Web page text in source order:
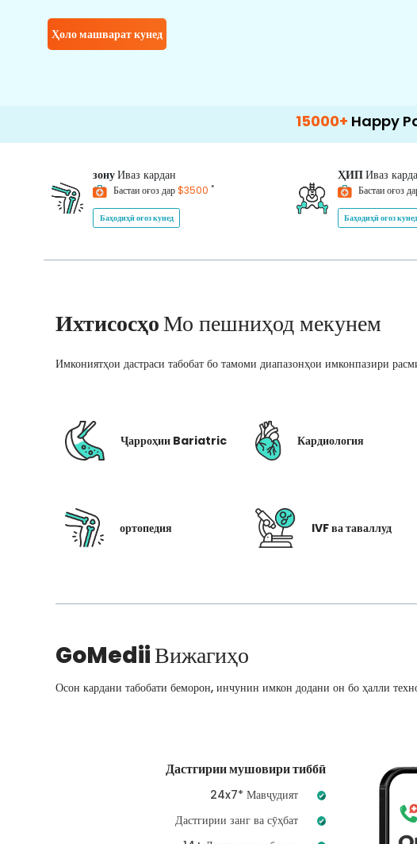
Ҳоло машварат кунед
Happy Patients
зонуИваз кардан
Бастаи оғоз дар$3500 *
Баҳодиҳӣ оғоз кунед
ҲИПИваз
Бастаи оғоз
Баҳодиҳӣ оғоз кунед
ИхтисосҳоМо пешниҳод мекунем
Имкониятҳои дастраси табобат бо тамоми диапазонҳои имконпазири
Ҷарроҳии Bariatric Кардиология
ортопедия IVF ва таваллуд
GoMediiВижагиҳо
Осон кардани табобати беморон, инчунин имкон додани он бо ҳалли
Дастгирии мушовири тиббӣ
24x7* Мавҷудият
Дастгирии занг ва сӯҳбат